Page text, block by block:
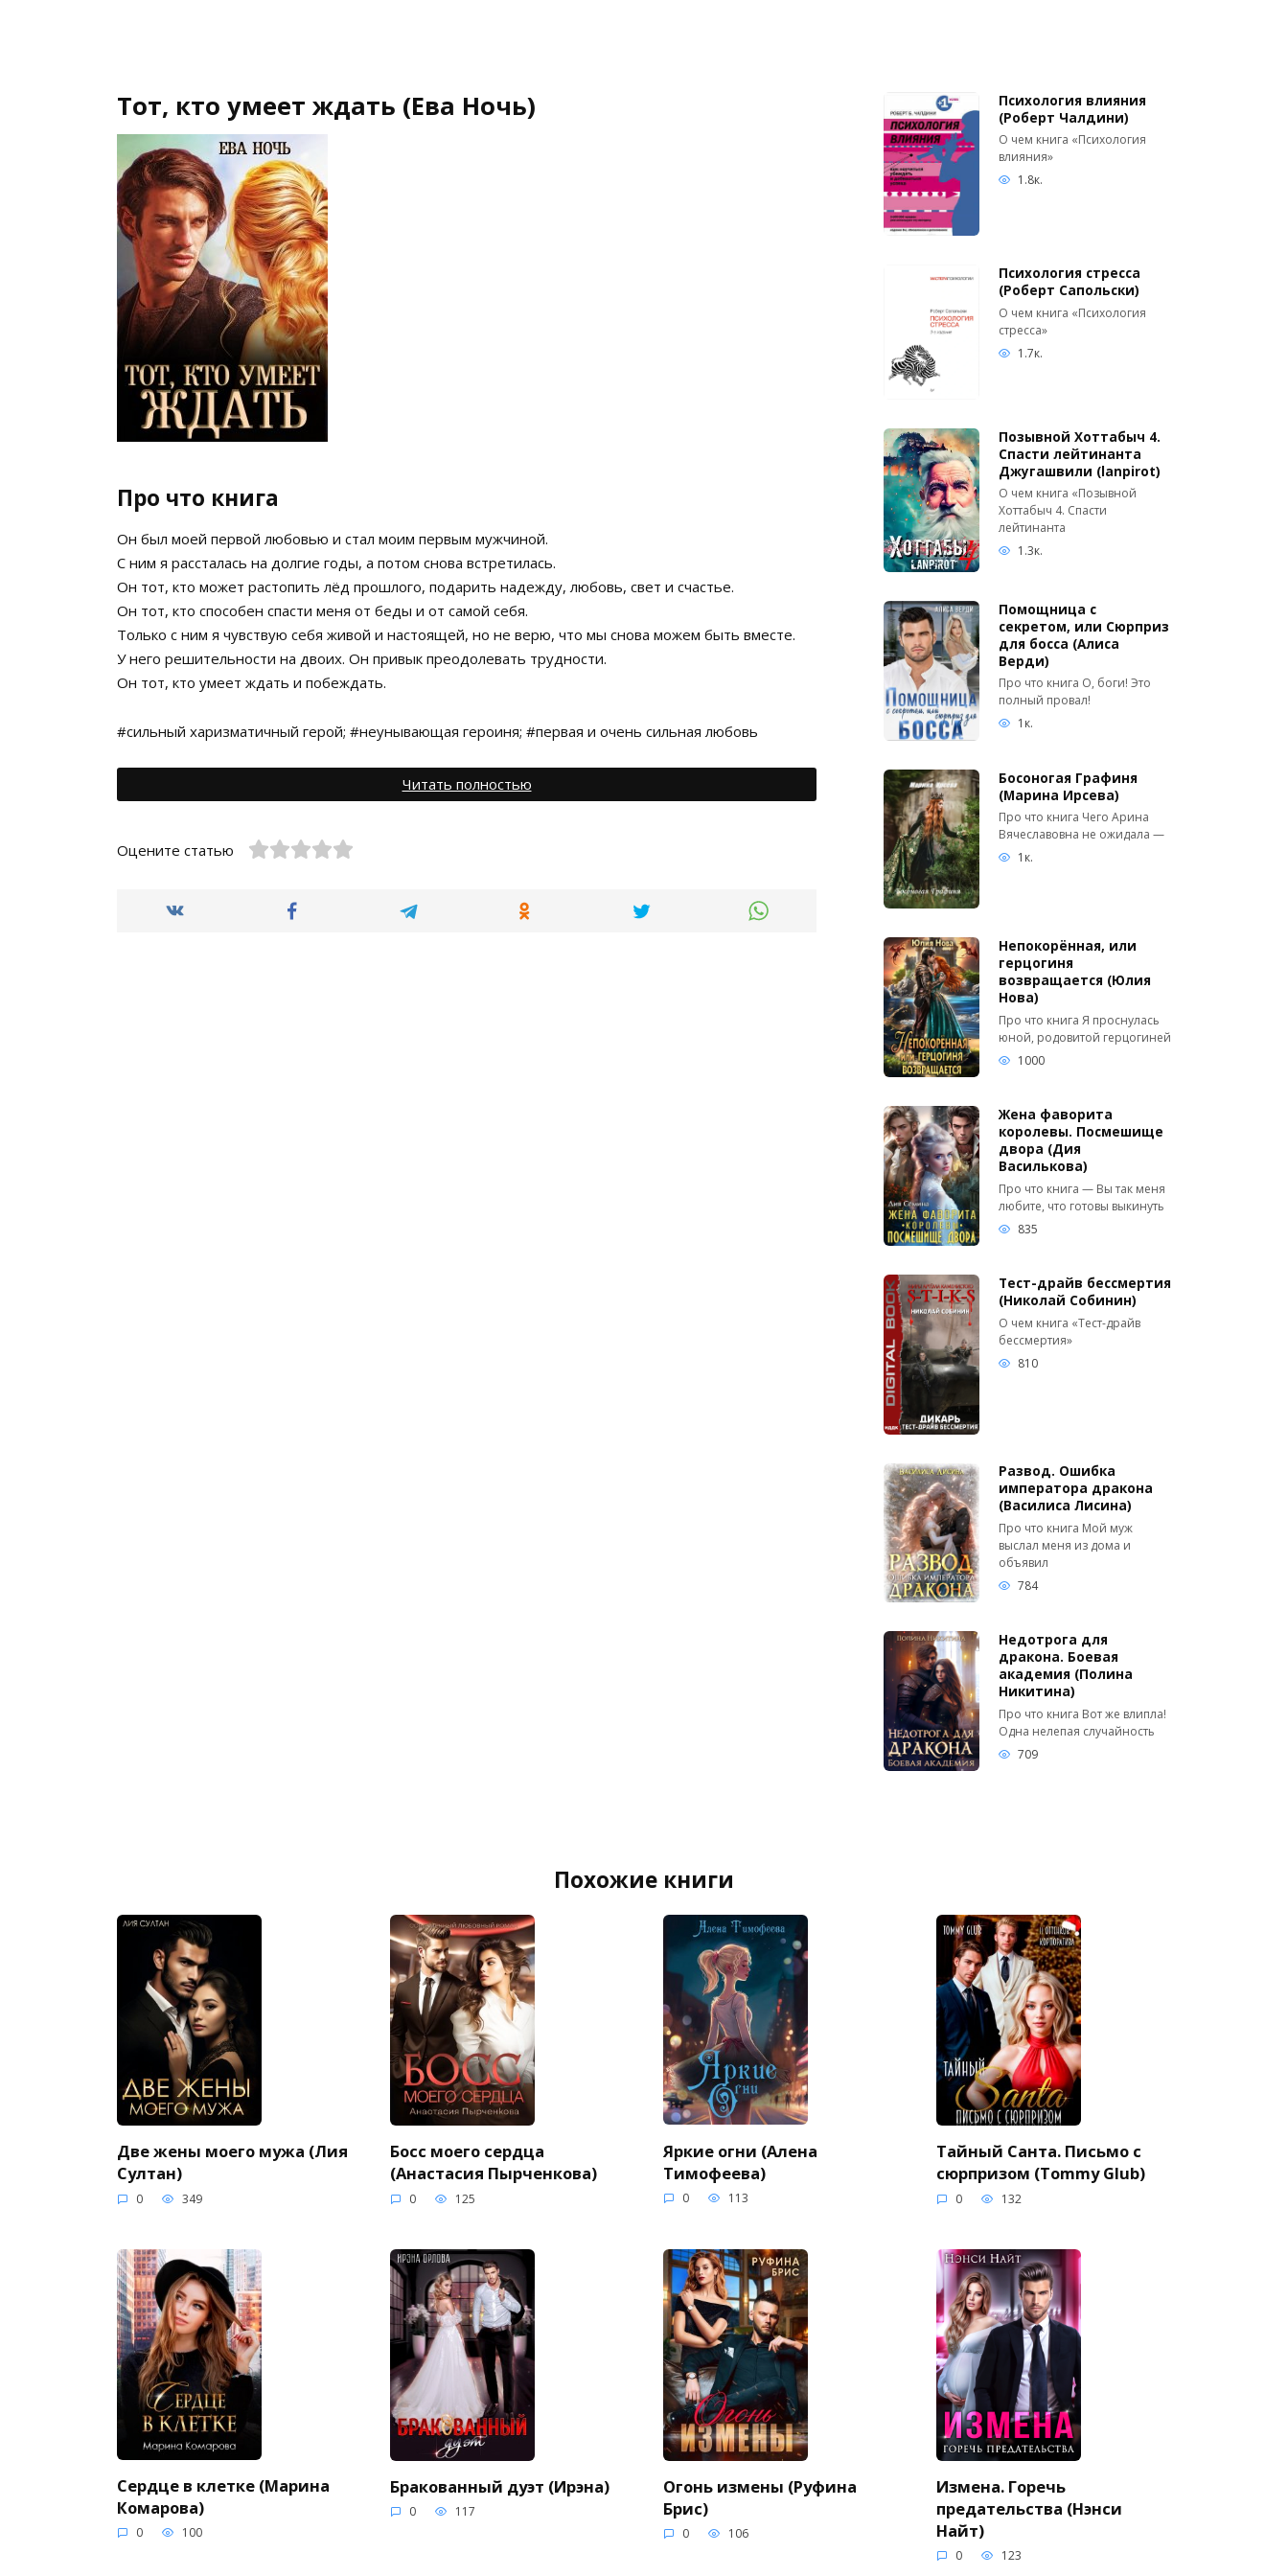
Тот, кто умеет ждать (Ева Ночь)
Про что книга
Он был моей первой любовью и стал моим первым мужчиной.
С ним я рассталась на долгие годы, а потом снова встретилась.
Он тот, кто может растопить лёд прошлого, подарить надежду, любовь, свет и счастье.
Он тот, кто способен спасти меня от беды и от самой себя.
Только с ним я чувствую себя живой и настоящей, но не верю, что мы снова можем быть вместе.
У него решительности на двоих. Он привык преодолевать трудности.
Он тот, кто умеет ждать и побеждать.
#сильный харизматичный герой; #неунывающая героиня; #первая и очень сильная любовь
Читать полностью
Оцените статью
Психология влияния
(Роберт Чалдини)
О чем книга «Психология
влияния»
1.8к.
Психология стресса
(Роберт Сапольски)
О чем книга «Психология
стресса»
1.7к.
Позывной Хоттабыч 4.
Спасти лейтинанта
Джугашвили (lanpirot)
О чем книга «Позывной
Хоттабыч 4. Спасти
лейтинанта
1.3к.
Помощница с
секретом, или Сюрприз
для босса (Алиса
Верди)
Про что книга О, боги! Это
полный провал!
1к.
Босоногая Графиня
(Марина Ирсева)
Про что книга Чего Арина
Вячеславовна не ожидала —
1к.
Непокорённая, или
герцогиня
возвращается (Юлия
Нова)
Про что книга Я проснулась
юной, родовитой герцогиней
1000
Жена фаворита
королевы. Посмешище
двора (Дия
Василькова)
Про что книга — Вы так меня
любите, что готовы выкинуть
835
Тест-драйв бессмертия
(Николай Собинин)
О чем книга «Тест-драйв
бессмертия»
810
Развод. Ошибка
императора дракона
(Василиса Лисина)
Про что книга Мой муж
выслал меня из дома и
объявил
784
Недотрога для
дракона. Боевая
академия (Полина
Никитина)
Про что книга Вот же влипла!
Одна нелепая случайность
709
Похожие книги
Две жены моего мужа (Лия
Султан)
0 349
Босс моего сердца
(Анастасия Пырченкова)
0 125
Яркие огни (Алена
Тимофеева)
0 113
Тайный Санта. Письмо с
сюрпризом (Tommy Glub)
0 132
Сердце в клетке (Марина
Комарова)
0 100
Бракованный дуэт (Ирэна)
0 117
Огонь измены (Руфина
Брис)
0 106
Измена. Горечь
предательства (Нэнси
Найт)
0 123